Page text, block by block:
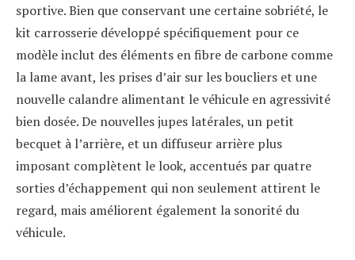
sportive. Bien que conservant une certaine sobriété, le
kit carrosserie développé spécifiquement pour ce
modèle inclut des éléments en fibre de carbone comme
la lame avant, les prises d’air sur les boucliers et une
nouvelle calandre alimentant le véhicule en agressivité
bien dosée. De nouvelles jupes latérales, un petit
becquet à l’arrière, et un diffuseur arrière plus
imposant complètent le look, accentués par quatre
sorties d’échappement qui non seulement attirent le
regard, mais améliorent également la sonorité du
véhicule.